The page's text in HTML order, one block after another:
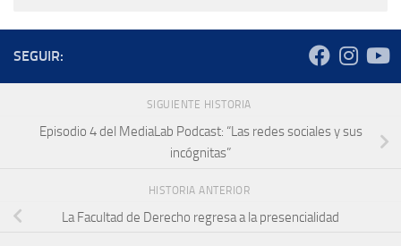
SEGUIR:
SIGUIENTE HISTORIA
Episodio 4 del MediaLab Podcast: “Las redes sociales y sus
incógnitas”
HISTORIA ANTERIOR
La Facultad de Derecho regresa a la presencialidad